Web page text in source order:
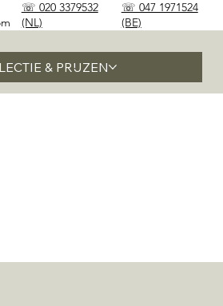
& PRIJZEN
☏ 020 3379532
(NL)
☏ 047 1971524
(BE)